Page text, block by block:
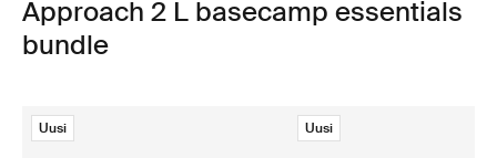
Approach 2 L basecamp essentials
bundle
Uusi Uusi